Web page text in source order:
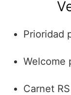
Prioridad
Welcome
Carnet